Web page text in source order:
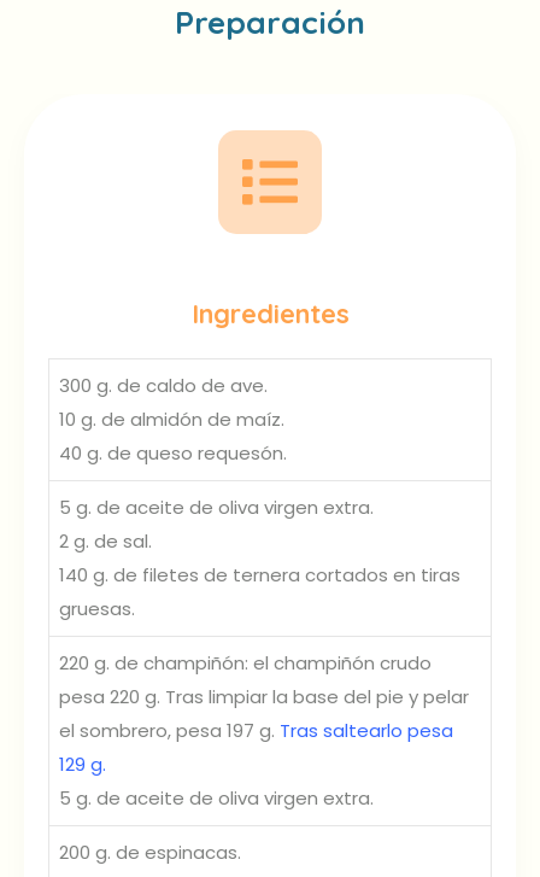
Preparación
Ingredientes
300 g. de caldo de ave.
10 g. de almidón de maíz.
40 g. de queso requesón.
5 g. de aceite de oliva virgen extra.
2 g. de sal.
140 g. de filetes de ternera cortados en tiras
gruesas.
220 g. de champiñón: el champiñón crudo
pesa 220 g. Tras limpiar la base del pie y pelar
el sombrero, pesa 197 g. Tras saltearlo pesa
129 g.
5 g. de aceite de oliva virgen extra.
200 g. de espinacas.